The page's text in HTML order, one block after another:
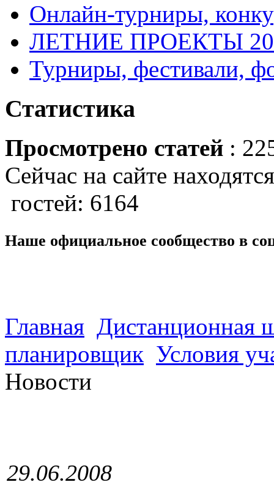
Онлайн-турниры,
ЛЕТНИЕ ПРОЕКТЫ
Турниры, фестивали,
Статистика
Просмотрено статей :
Сейчас на сайте
гостей: 6164
Наше официальное сообщество в
Главная Дистанционная
планировщик Условия
Новости
29.06.2008